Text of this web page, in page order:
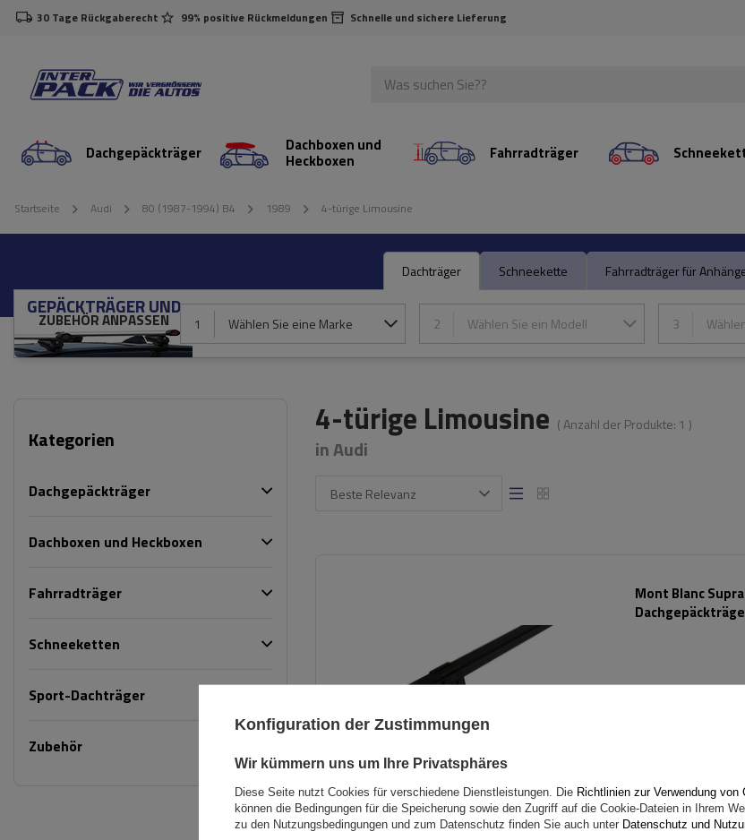
30 Tage Rückgaberecht 99% positive Rückmeldungen Schnelle und sichere Lieferung
Dachgepäckträger Dachboxen und
Heckboxen Fahrradträger
Startseite Audi 80 (1987-1994) B4 1989 4-türige Limousine
Dachträger Schneekette Fahrradträger für
GEPÄCKTRÄGER UND
ZUBEHÖR ANPASSEN 1 Wählen Sie eine Marke 2 Wählen Sie ein Modell 3
Kategorien
Dachgepäckträger
Dachboxen und Heckboxen
Fahrradträger
Schneeketten
Sport-Dachträger
Zubehör
4-türige Limousine ( Anzahl der Produkte: 1 )
in Audi
Beste Relevanz
Mont Blanc
Konfiguration der Zustimmungen
Wir kümmern uns um Ihre Privatsphäres
Diese Seite nutzt Cookies für verschiedene Dienstleistungen. Die Richtlinien zur Verwendung von
können die Bedingungen für die Speicherung sowie den Zugriff auf die Cookie-Dateien in Ihrem
zu den Nutzungsbedingungen und zum Datenschutz finden Sie auch unter Datenschutz und